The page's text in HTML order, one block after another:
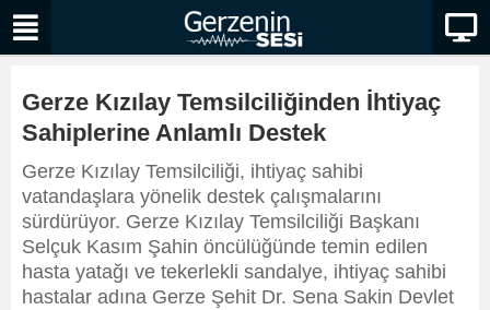
Gerze Kızılay Temsilciliğinden İhtiyaç
Sahiplerine Anlamlı Destek
Gerze Kızılay Temsilciliği, ihtiyaç sahibi
vatandaşlara yönelik destek çalışmalarını
sürdürüyor. Gerze Kızılay Temsilciliği Başkanı
Selçuk Kasım Şahin öncülüğünde temin edilen
hasta yatağı ve tekerlekli sandalye, ihtiyaç sahibi
hastalar adına Gerze Şehit Dr. Sena Sakin Devlet